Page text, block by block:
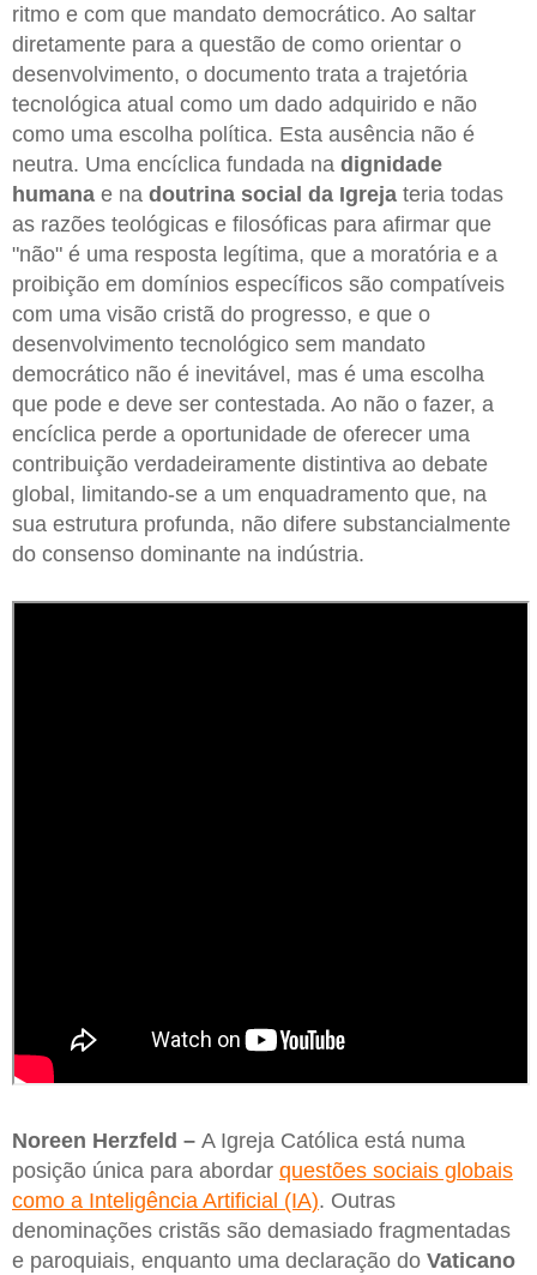
ritmo e com que mandato democrático. Ao saltar
diretamente para a questão de como orientar o
desenvolvimento, o documento trata a trajetória
tecnológica atual como um dado adquirido e não
como uma escolha política. Esta ausência não é
neutra. Uma encíclica fundada na dignidade
humana e na doutrina social da Igreja teria todas
as razões teológicas e filosóficas para afirmar que
"não" é uma resposta legítima, que a moratória e a
proibição em domínios específicos são compatíveis
com uma visão cristã do progresso, e que o
desenvolvimento tecnológico sem mandato
democrático não é inevitável, mas é uma escolha
que pode e deve ser contestada. Ao não o fazer, a
encíclica perde a oportunidade de oferecer uma
contribuição verdadeiramente distintiva ao debate
global, limitando-se a um enquadramento que, na
sua estrutura profunda, não difere substancialmente
do consenso dominante na indústria.
Noreen Herzfeld – A Igreja Católica está numa
posição única para abordar questões sociais globais
como a Inteligência Artificial (IA). Outras
denominações cristãs são demasiado fragmentadas
e paroquiais, enquanto uma declaração do Vaticano